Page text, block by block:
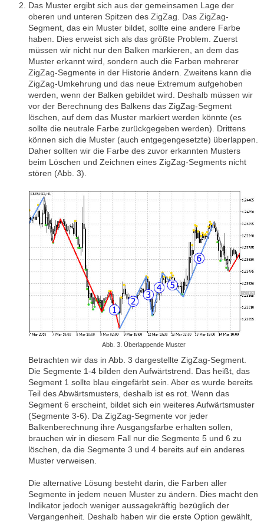
Das Muster ergibt sich aus der gemeinsamen Lage der
oberen und unteren Spitzen des ZigZag. Das ZigZag-
Segment, das ein Muster bildet, sollte eine andere Farbe
haben. Dies erweist sich als das größte Problem. Zuerst
müssen wir nicht nur den Balken markieren, an dem das
Muster erkannt wird, sondern auch die Farben mehrerer
ZigZag-Segmente in der Historie ändern. Zweitens kann die
ZigZag-Umkehrung und das neue Extremum aufgehoben
werden, wenn der Balken gebildet wird. Deshalb müssen wir
vor der Berechnung des Balkens das ZigZag-Segment
löschen, auf dem das Muster markiert werden könnte (es
sollte die neutrale Farbe zurückgegeben werden). Drittens
können sich die Muster (auch entgegengesetzte) überlappen.
Daher sollten wir die Farbe des zuvor erkannten Musters
beim Löschen und Zeichnen eines ZigZag-Segments nicht
stören (Abb. 3).
Abb. 3. Überlappende Muster
Betrachten wir das in Abb. 3 dargestellte ZigZag-Segment.
Die Segmente 1-4 bilden den Aufwärtstrend. Das heißt, das
Segment 1 sollte blau eingefärbt sein. Aber es wurde bereits
Teil des Abwärtsmusters, deshalb ist es rot. Wenn das
Segment 6 erscheint, bildet sich ein weiteres Aufwärtsmuster
(Segmente 3-6). Da ZigZag-Segmente vor jeder
Balkenberechnung ihre Ausgangsfarbe erhalten sollen,
brauchen wir in diesem Fall nur die Segmente 5 und 6 zu
löschen, da die Segmente 3 und 4 bereits auf ein anderes
Muster verweisen.
Die alternative Lösung besteht darin, die Farben aller
Segmente in jedem neuen Muster zu ändern. Dies macht den
Indikator jedoch weniger aussagekräftig bezüglich der
Vergangenheit. Deshalb haben wir die erste Option gewählt,